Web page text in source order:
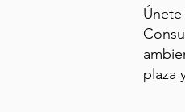
plaza